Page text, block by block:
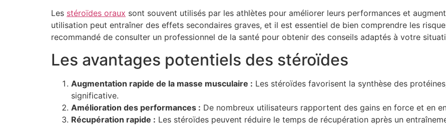
Les stéroïdes oraux sont souvent utilisés par les athlètes pour améliorer leurs performances et
utilisation peut entraîner des effets secondaires graves, et il est essentiel de bien comprendre les
recommandé de consulter un professionnel de la santé pour obtenir des conseils adaptés à votre
Les avantages potentiels des stéroïdes
Augmentation rapide de la masse musculaire : Les stéroïdes favorisent la synthèse des
significative.
Amélioration des performances : De nombreux utilisateurs rapportent des gains en force et en
Récupération rapide : Les stéroïdes peuvent réduire le temps de récupération après un